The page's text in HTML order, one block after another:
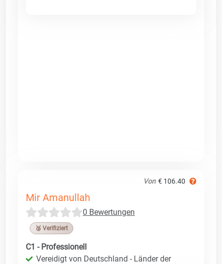
Von € 106.40
Mir Amanullah
0 Bewertungen
🥉 Verifiziert
C1 - Professionell
Vereidigt von Deutschland - Länder der